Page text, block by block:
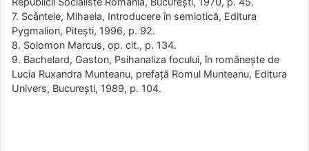
7. Scânteie, Mihaela, Introducere în semiotică, Editura
Pygmalion, Piteşti, 1996, p. 92.
8. Solomon Marcus, op. cit., p. 134.
9. Bachelard, Gaston, Psihanaliza focului, în româneşte de
Lucia Ruxandra Munteanu, prefaţă Romul Munteanu, Editura
Univers, Bucureşti, 1989, p. 104.